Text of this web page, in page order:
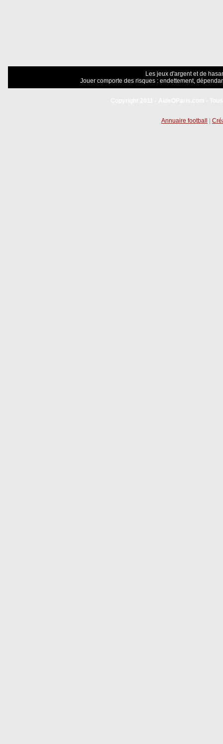
Les jeux d'argent et de
Jouer comporte des risques : endettement,
Annuaire football